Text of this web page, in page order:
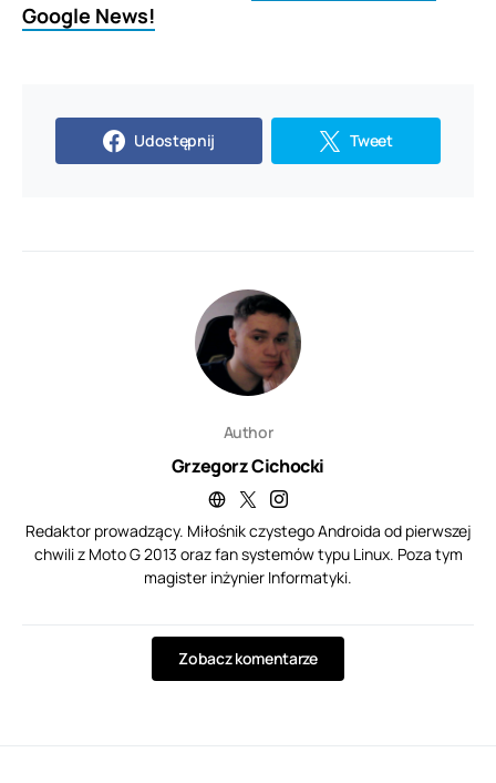
Google News!
Udostępnij Tweet
Author
Grzegorz Cichocki
Redaktor prowadzący. Miłośnik czystego Androida od pierwszej
chwili z Moto G 2013 oraz fan systemów typu Linux. Poza tym
magister inżynier Informatyki.
Zobacz komentarze